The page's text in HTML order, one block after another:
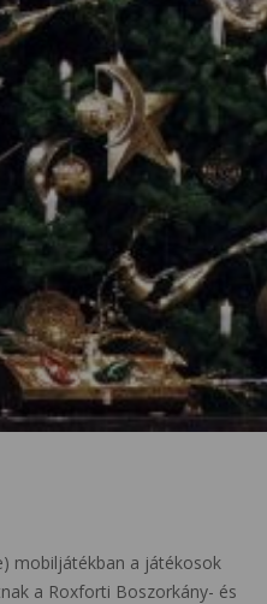
mobiljátékban a játékosok
a Roxforti Boszorkány- és